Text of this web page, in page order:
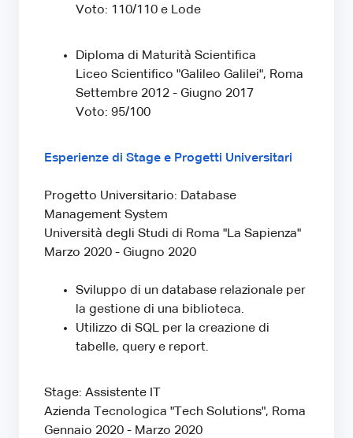
Voto: 110/110 e Lode
Diploma di Maturità Scientifica
Liceo Scientifico "Galileo Galilei", Roma
Settembre 2012 - Giugno 2017
Voto: 95/100
Esperienze di Stage e Progetti Universitari
Progetto Universitario: Database
Management System
Università degli Studi di Roma "La Sapienza"
Marzo 2020 - Giugno 2020
Sviluppo di un database relazionale per
la gestione di una biblioteca.
Utilizzo di SQL per la creazione di
tabelle, query e report.
Stage: Assistente IT
Azienda Tecnologica "Tech Solutions", Roma
Gennaio 2020 - Marzo 2020